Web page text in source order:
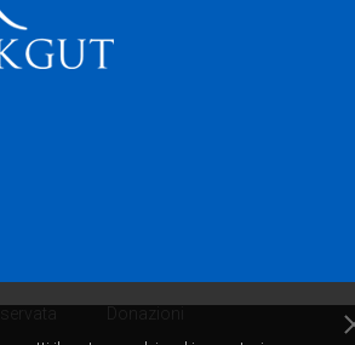
Donazioni